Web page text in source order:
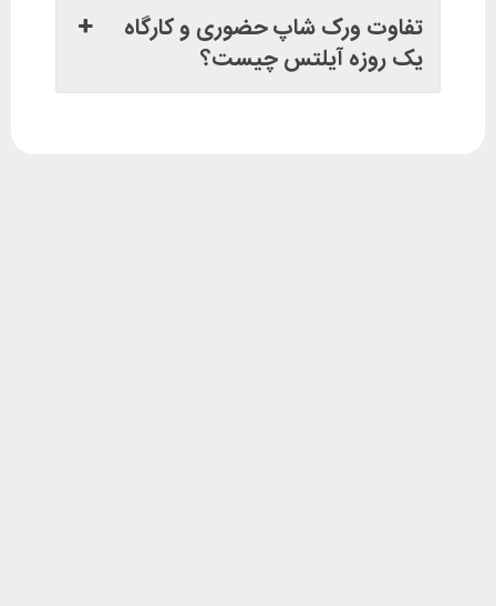
تفاوت ورک شاپ حضوری و کارگاه
یک روزه آیلتس چیست؟